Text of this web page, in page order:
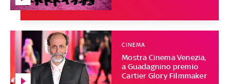
Mostra Cinema Venezia,
a Guadagnino premio
Cartier Glory Filmmaker
CINEMA